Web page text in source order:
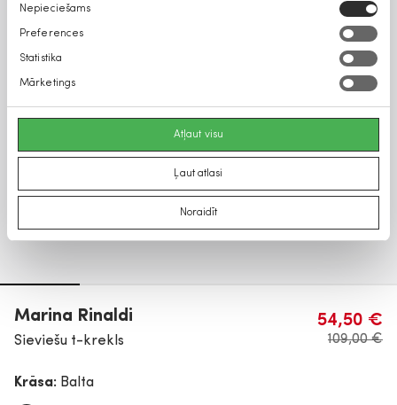
Piekrišanas
izvēle
Nepieciešams
Preferences
Statistika
Mārketings
Atļaut visu
Ļaut atlasi
Noraidīt
Marina Rinaldi
Sieviešu t-krekls
54,50 €
109,00 €
Krāsa: Balta